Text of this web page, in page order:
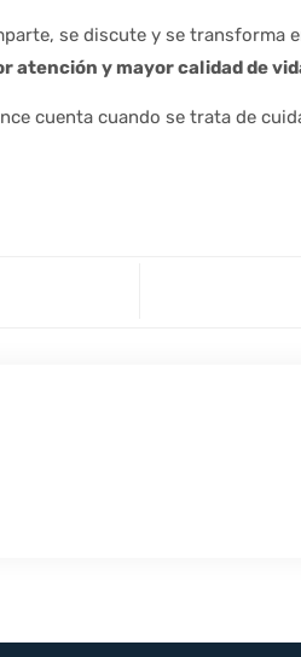
se discute y se
atención y mayor calidad de
cuenta cuando se trata de